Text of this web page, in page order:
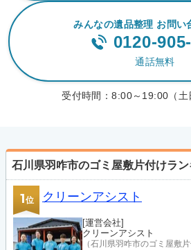
みんなの遺品整理 お問い
0120-
通話無料
受付時間：8:00～19:00（土
石川県羽咋市のゴミ屋敷片付けラ
1位 クリーンアシスト
[運営会社]
クリーンアシスト
（石川県羽咋市のゴミ屋敷片